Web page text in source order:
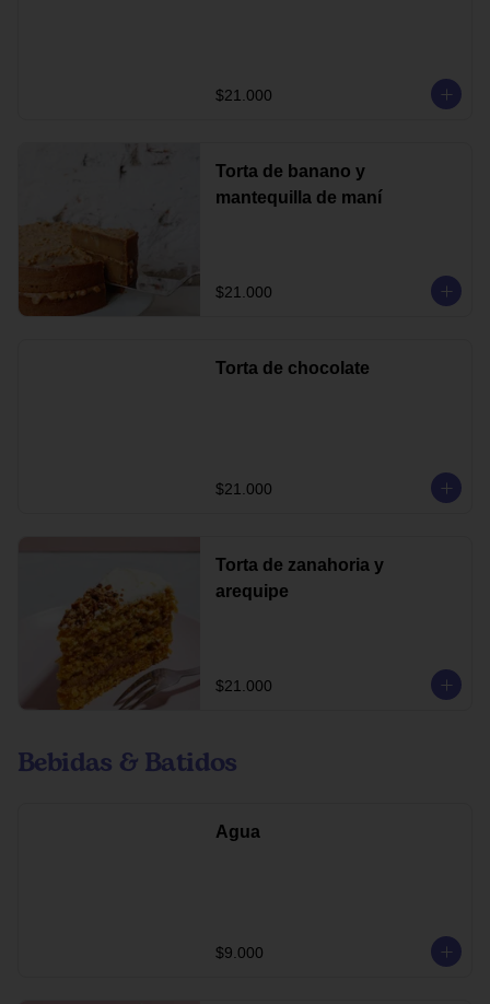
$21.000
Torta de banano y
mantequilla de maní
$21.000
Torta de chocolate
$21.000
Torta de zanahoria y
arequipe
$21.000
Bebidas & Batidos
Agua
$9.000